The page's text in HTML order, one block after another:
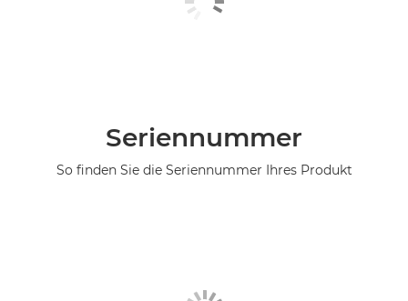
Seriennummer
So finden Sie die Seriennummer Ihres Produkt